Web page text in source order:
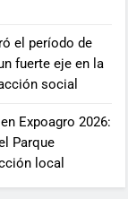
el período de
fuerte eje en la
social
Expoagro 2026:
Parque
local